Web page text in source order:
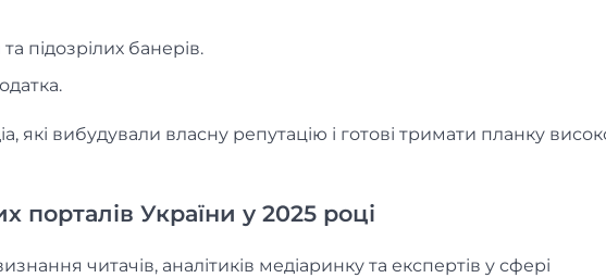
підозрілих банерів.
які вибудували власну репутацію і готові тримати планку
України у 2025 році
читачів, аналітиків медіаринку та експертів у сфері